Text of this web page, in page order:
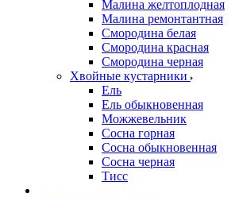
Малина желтоплодная
Малина ремонтантная
Смородина белая
Смородина красная
Смородина черная
Хвойные кустарники
Ель
Ель обыкновенная
Можжевельник
Сосна горная
Сосна обыкновенная
Сосна черная
Тисс